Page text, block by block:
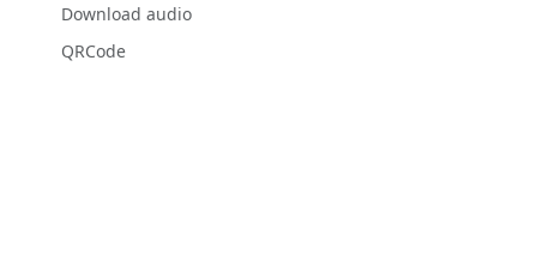
Download audio
QRCode